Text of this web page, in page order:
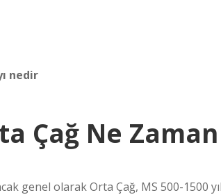
nedir
Çağ Ne Zaman
genel olarak Orta Çağ, MS 500-1500